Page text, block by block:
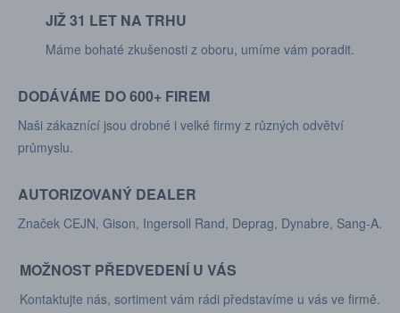
JIŽ 31 LET NA TRHU
Máme bohaté zkušenosti z oboru, umíme vám poradit.
DODÁVÁME DO 600+ FIREM
Naši zákaznící jsou drobné i velké firmy z různých odvětví
průmyslu.
AUTORIZOVANÝ DEALER
Značek CEJN, Gison, Ingersoll Rand, Deprag, Dynabre, Sang-A.
MOŽNOST PŘEDVEDENÍ U VÁS
Kontaktujte nás, sortiment vám rádi představíme u vás ve firmě.